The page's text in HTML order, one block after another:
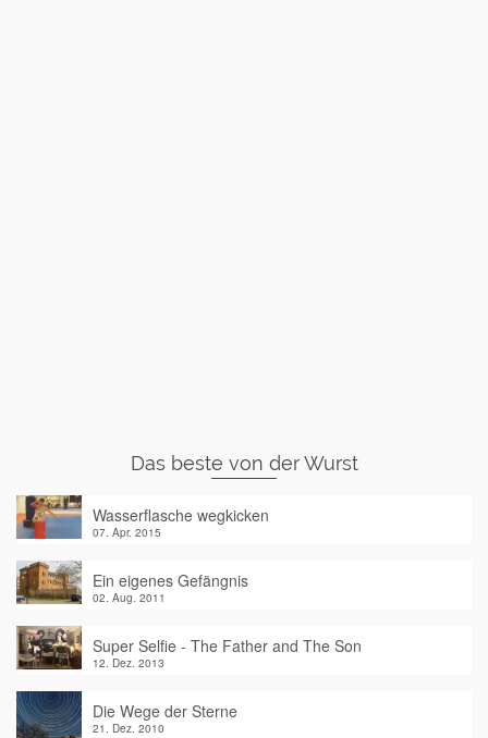
Das beste von der Wurst
Wasserflasche wegkicken
07. Apr. 2015
Ein eigenes Gefängnis
02. Aug. 2011
Super Selfie - The Father and The Son
12. Dez. 2013
Die Wege der Sterne
21. Dez. 2010